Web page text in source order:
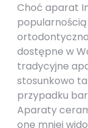
Choć aparat
dostępne w
tradycyjne
stosunkowo
przypadku
Aparaty
one mniej